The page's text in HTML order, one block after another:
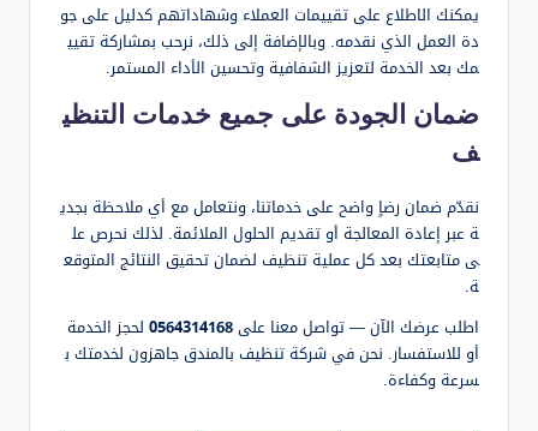
يمكنك الاطلاع على تقييمات العملاء وشهاداتهم كدليل على جو
دة العمل الذي نقدمه. وبالإضافة إلى ذلك، نرحب بمشاركة تقيي
مك بعد الخدمة لتعزيز الشفافية وتحسين الأداء المستمر.
ضمان الجودة على جميع خدمات التنظي
ف
نقدّم ضمان رضاٍ واضح على خدماتنا، ونتعامل مع أي ملاحظة بجدي
ة عبر إعادة المعالجة أو تقديم الحلول الملائمة. لذلك نحرص عل
ى متابعتك بعد كل عملية تنظيف لضمان تحقيق النتائج المتوقع
ة.
اطلب عرضك الآن — تواصل معنا على0564314168 لحجز الخدمة
أو للاستفسار. نحن في شركة تنظيف بالمندق جاهزون لخدمتك ب
سرعة وكفاءة.